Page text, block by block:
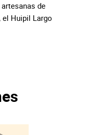
de
el Huipil Largo